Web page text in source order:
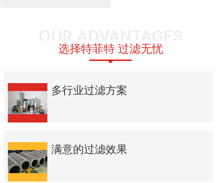
选择特菲特 过滤无忧
多行业过滤方案
满意的过滤效果